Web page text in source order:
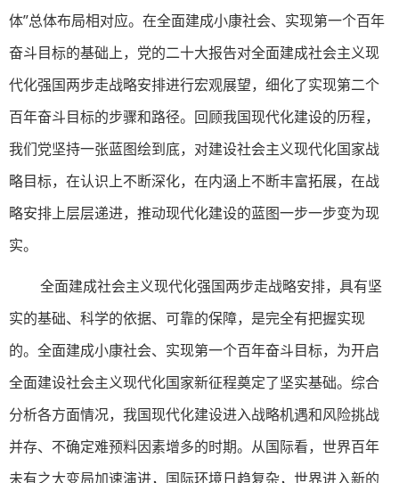
体”总体布局相对应。在全面建成小康社会、实现第一个百年
奋斗目标的基础上，党的二十大报告对全面建成社会主义现
代化强国两步走战略安排进行宏观展望，细化了实现第二个
百年奋斗目标的步骤和路径。回顾我国现代化建设的历程，
我们党坚持一张蓝图绘到底，对建设社会主义现代化国家战
略目标，在认识上不断深化，在内涵上不断丰富拓展，在战
略安排上层层递进，推动现代化建设的蓝图一步一步变为现
实。
全面建成社会主义现代化强国两步走战略安排，具有坚
实的基础、科学的依据、可靠的保障，是完全有把握实现
的。全面建成小康社会、实现第一个百年奋斗目标，为开启
全面建设社会主义现代化国家新征程奠定了坚实基础。综合
分析各方面情况，我国现代化建设进入战略机遇和风险挑战
并存、不确定难预料因素增多的时期。从国际看，世界百年
未有之大变局加速演进，国际环境日趋复杂，世界进入新的